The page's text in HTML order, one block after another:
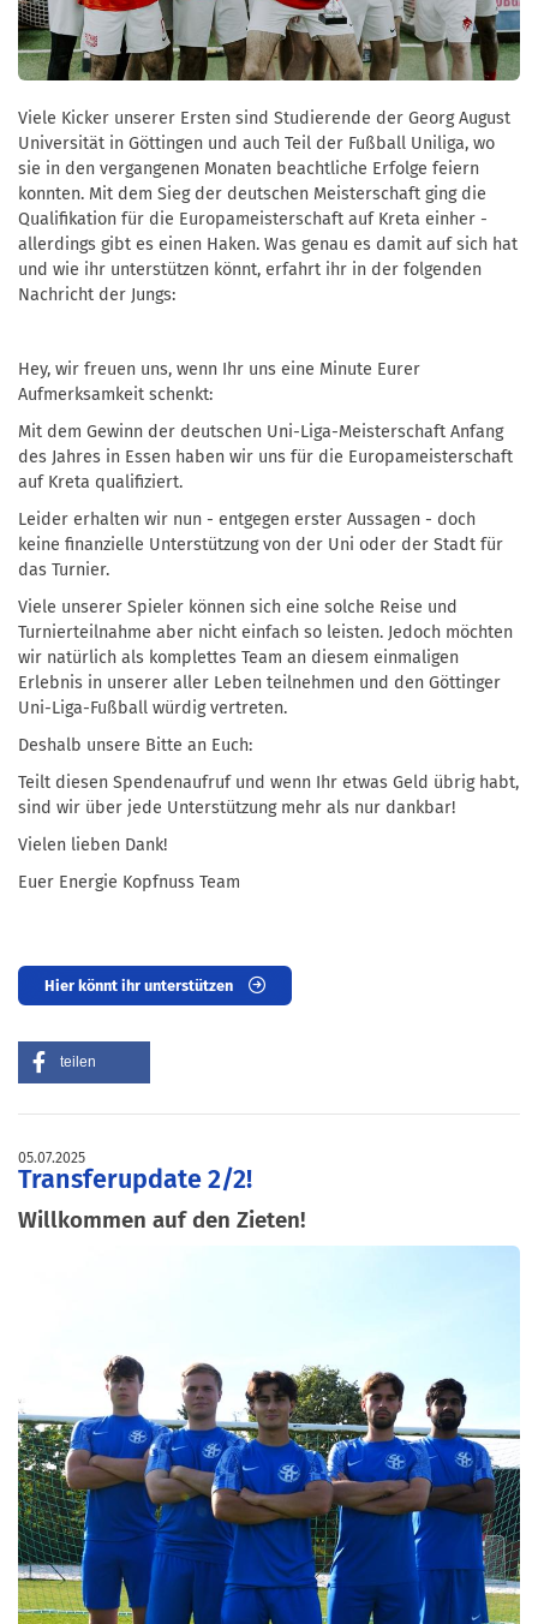
Viele Kicker unserer Ersten sind Studierende der Georg August
Universität in Göttingen und auch Teil der Fußball Uniliga, wo
sie in den vergangenen Monaten beachtliche Erfolge feiern
konnten. Mit dem Sieg der deutschen Meisterschaft ging die
Qualifikation für die Europameisterschaft auf Kreta einher -
allerdings gibt es einen Haken. Was genau es damit auf sich hat
und wie ihr unterstützen könnt, erfahrt ihr in der folgenden
Nachricht der Jungs:
Hey, wir freuen uns, wenn Ihr uns eine Minute Eurer
Aufmerksamkeit schenkt:
Mit dem Gewinn der deutschen Uni-Liga-Meisterschaft Anfang
des Jahres in Essen haben wir uns für die Europameisterschaft
auf Kreta qualifiziert.
Leider erhalten wir nun - entgegen erster Aussagen - doch
keine finanzielle Unterstützung von der Uni oder der Stadt für
das Turnier.
Viele unserer Spieler können sich eine solche Reise und
Turnierteilnahme aber nicht einfach so leisten. Jedoch möchten
wir natürlich als komplettes Team an diesem einmaligen
Erlebnis in unserer aller Leben teilnehmen und den Göttinger
Uni-Liga-Fußball würdig vertreten.
Deshalb unsere Bitte an Euch:
Teilt diesen Spendenaufruf und wenn Ihr etwas Geld übrig habt,
sind wir über jede Unterstützung mehr als nur dankbar!
Vielen lieben Dank!
Euer Energie Kopfnuss Team
Hier könnt ihr unterstützen
teilen
05.07.2025
Transferupdate 2/2!
Willkommen auf den Zieten!